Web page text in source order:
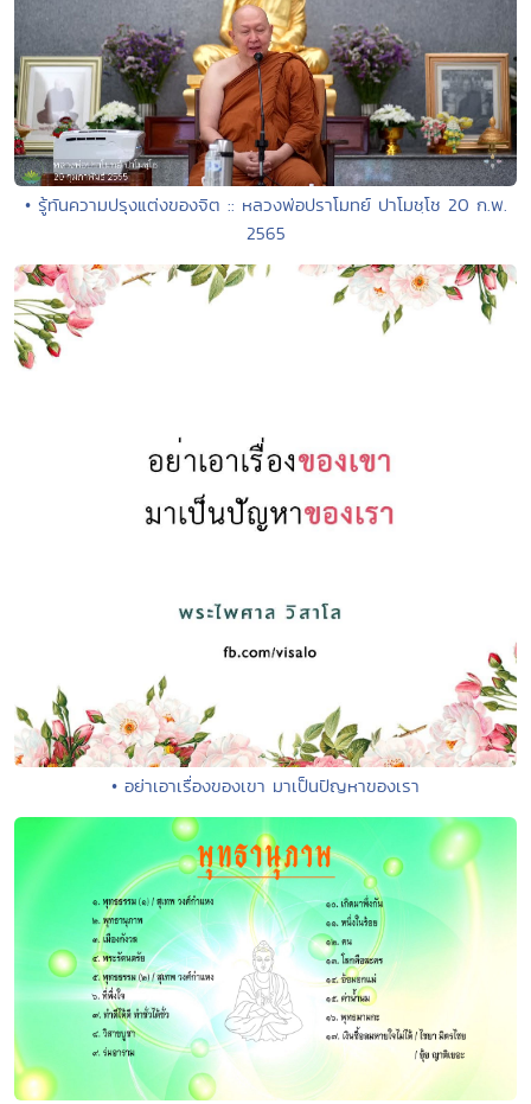
• รู้ทันความปรุงแต่งของจิต :: หลวงพ่อปราโมทย์ ปาโมชฺโช 20 ก.พ.
2565
• อย่าเอาเรื่องของเขา มาเป็นปัญหาของเรา